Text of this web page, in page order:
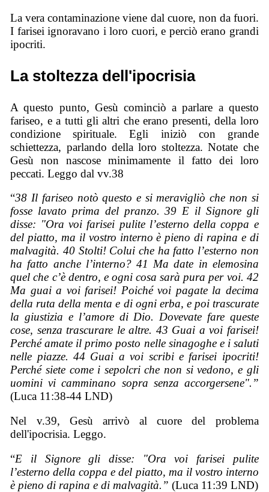
La vera contaminazione viene dal cuore, non da fuori.
I farisei ignoravano i loro cuori, e perciò erano grandi
ipocriti.
La stoltezza dell'ipocrisia
A questo punto, Gesù cominciò a parlare a questo
fariseo, e a tutti gli altri che erano presenti, della loro
condizione spirituale. Egli iniziò con grande
schiettezza, parlando della loro stoltezza. Notate che
Gesù non nascose minimamente il fatto dei loro
peccati. Leggo dal vv.38
“38 Il fariseo notò questo e si meravigliò che non si
fosse lavato prima del pranzo. 39 E il Signore gli
disse: "Ora voi farisei pulite l’esterno della coppa e
del piatto, ma il vostro interno è pieno di rapina e di
malvagità. 40 Stolti! Colui che ha fatto l’esterno non
ha fatto anche l’interno? 41 Ma date in elemosina
quel che c’è dentro, e ogni cosa sarà pura per voi. 42
Ma guai a voi farisei! Poiché voi pagate la decima
della ruta della menta e di ogni erba, e poi trascurate
la giustizia e l’amore di Dio. Dovevate fare queste
cose, senza trascurare le altre. 43 Guai a voi farisei!
Perché amate il primo posto nelle sinagoghe e i saluti
nelle piazze. 44 Guai a voi scribi e farisei ipocriti!
Perché siete come i sepolcri che non si vedono, e gli
uomini vi camminano sopra senza accorgersene".”
(Luca 11:38-44 LND)
Nel v.39, Gesù arrivò al cuore del problema
dell'ipocrisia. Leggo.
“E il Signore gli disse: "Ora voi farisei pulite
l’esterno della coppa e del piatto, ma il vostro interno
è pieno di rapina e di malvagità.” (Luca 11:39 LND)